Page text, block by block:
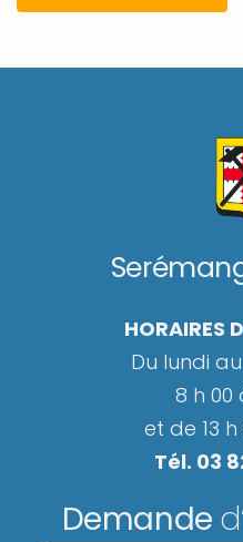
HORAIRES
Du lundi
8 h 00
et de 13 h
Tél. 03
Demande